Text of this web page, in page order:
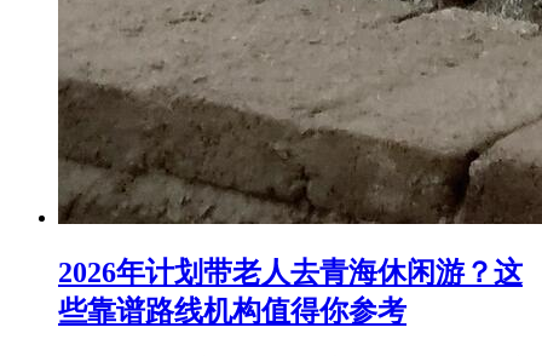
2026年计划带老人去青海休闲游？这
些靠谱路线机构值得你参考